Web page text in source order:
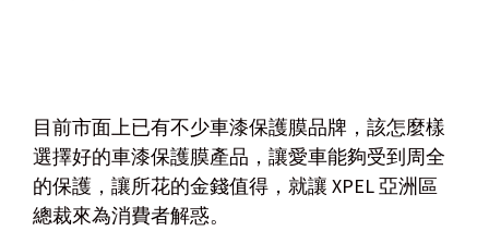
目前市面上已有不少車漆保護膜品牌，該怎麼樣
選擇好的車漆保護膜產品，讓愛車能夠受到周全
的保護，讓所花的金錢值得，就讓 XPEL 亞洲區
總裁來為消費者解惑。